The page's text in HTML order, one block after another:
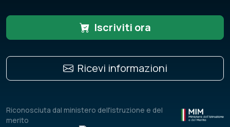
Iscriviti ora
Ricevi informazioni
Riconosciuta dal ministero dell'istruzione e del
merito